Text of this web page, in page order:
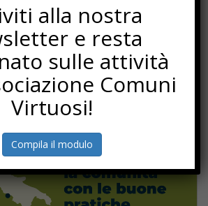
alla nostra
e resta
sulle attività
Comuni
Virtuosi!
Compila il modulo